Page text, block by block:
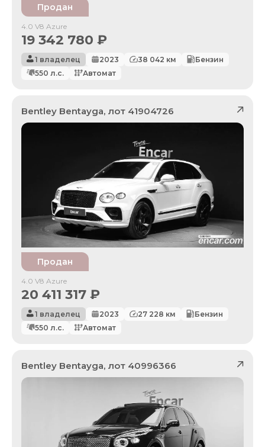
Продан
4.0 V8 Azure
19 342 780 ₽
1 владелец 2023 38 042 км
Бензин
550 л.с. Автомат
Bentley Bentayga, лот 41904726
Продан
4.0 V8 Azure
20 411 317 ₽
1 владелец 2023 27 228 км
Бензин
550 л.с. Автомат
Bentley Bentayga, лот 40996366